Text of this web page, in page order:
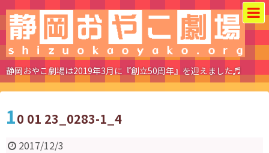
静岡おやこ劇場は2019年3月に『創立50周年』を迎えました♬
10 01 23_0283-1_4
2017/12/3